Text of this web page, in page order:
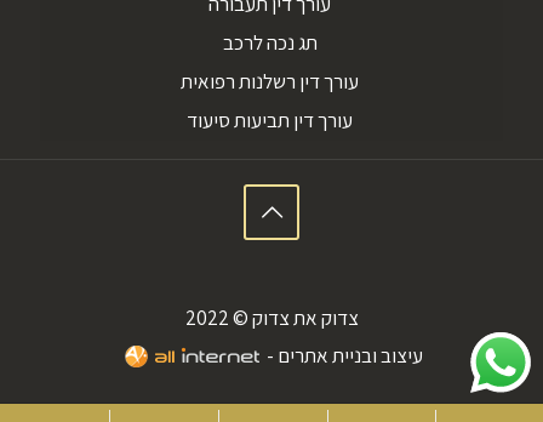
תג נכה לרכב
עורך דין רשלנות רפואית
עורך דין תביעות סיעוד
צדוק את צדוק © 2022
עיצוב ובניית אתרים -